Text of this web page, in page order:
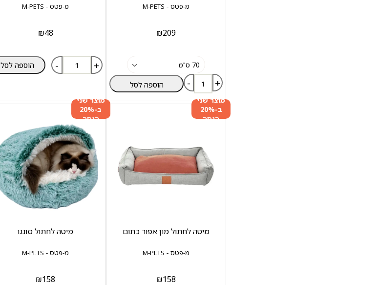
מ-פטס - M-PETS
₪209
- + הוספה לסל
מ-פטס - M-PETS
₪48
- + הוספה לסל
מוצר שני
ב-20%
הנחה
מ-פטס - M-PETS
מיטה לחתול מון אפור כתום
₪158
מוצר שני
ב-20%
הנחה
מ-פטס - M-PETS
מיטה לחתול סונגו
₪158